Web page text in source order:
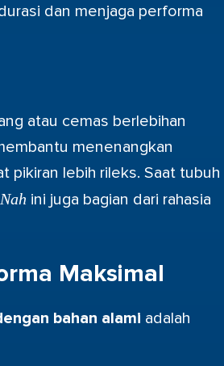
dan menjaga performa
atau cemas berlebihan
menenangkan
pikiran lebih rileks. Saat tubuh
Nah ini juga bagian dari rahasia
Maksimal
bahan alami adalah